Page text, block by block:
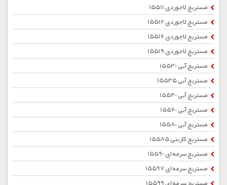
مستربچ لاجوردی 15511
مستربچ لاجوردی 15512
مستربچ لاجوردی 15516
مستربچ لاجوردی 15519
مستربچ آبی 15530
مستربچ آبی 15535
مستربچ آبی 15540
مستربچ آبی 15560
مستربچ آبی 15580
مستربچ کاربنی 15585
مستربچ سرمه ای 15590
مستربچ سرمه ای 15597